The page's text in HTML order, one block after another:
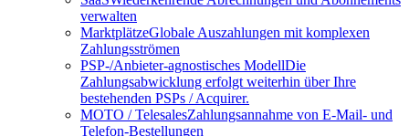
verwalten
MarktplätzeGlobale Auszahlungen mit komplexen
Zahlungsströmen
PSP-/Anbieter‑agnostisches ModellDie
Zahlungsabwicklung erfolgt weiterhin über Ihre
bestehenden PSPs / Acquirer.
MOTO / TelesalesZahlungsannahme von E-Mail- und
Telefon-Bestellungen